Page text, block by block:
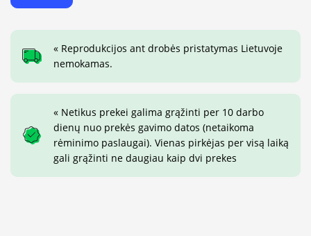
« Reprodukcijos ant drobės pristatymas Lietuvoje
nemokamas.
« Netikus prekei galima grąžinti per 10 darbo
dienų nuo prekės gavimo datos (netaikoma
rėminimo paslaugai). Vienas pirkėjas per visą laiką
gali grąžinti ne daugiau kaip dvi prekes